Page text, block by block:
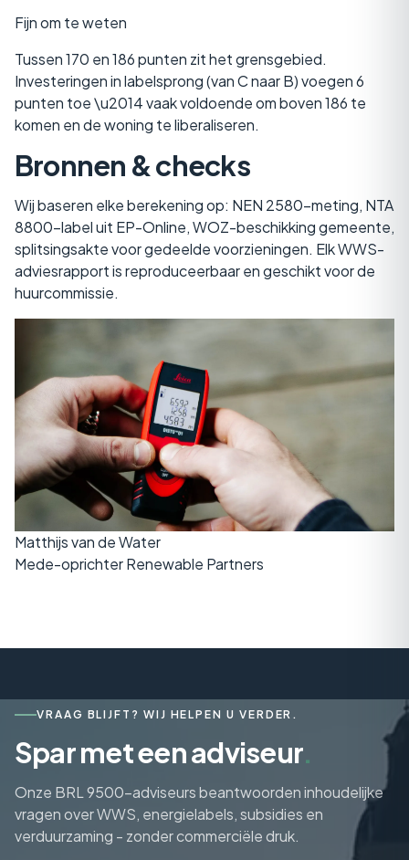
Fijn om te weten
Tussen 170 en 186 punten zit het grensgebied.
Investeringen in labelsprong (van C naar B) voegen 6
punten toe \u2014 vaak voldoende om boven 186 te
komen en de woning te liberaliseren.
Bronnen & checks
Wij baseren elke berekening op: NEN 2580-meting, NTA
8800-label uit EP-Online, WOZ-beschikking gemeente,
splitsingsakte voor gedeelde voorzieningen. Elk WWS-
adviesrapport is reproduceerbaar en geschikt voor de
huurcommissie.
Matthijs van de Water
Mede-oprichter Renewable Partners
VRAAG BLIJFT? WIJ HELPEN U VERDER.
Spar met een adviseur.
Onze BRL 9500-adviseurs beantwoorden inhoudelijke
vragen over WWS, energielabels, subsidies en
verduurzaming - zonder commerciële druk.